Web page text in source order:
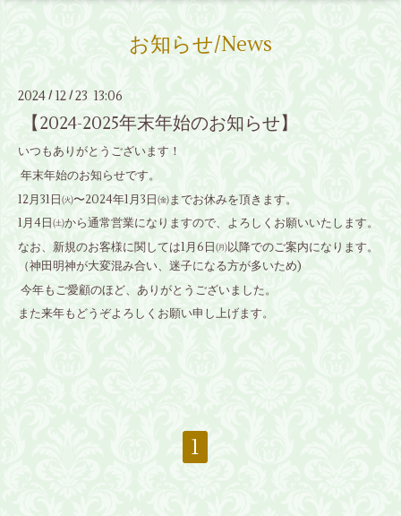
お知らせ/News
2024 / 12 /23 13:06
【2024-2025年末年始のお知らせ】
いつもありがとうございます！
年末年始のお知らせです。
12月31日㈫〜2024年1月3日㈮までお休みを頂きます。
1月4日㈯から通常営業になりますので、よろしくお願いいたします。
なお、新規のお客様に関しては1月6日㈪以降でのご案内になります。
（神田明神が大変混み合い、迷子になる方が多いため)
今年もご愛顧のほど、ありがとうございました。
また来年もどうぞよろしくお願い申し上げます。
1